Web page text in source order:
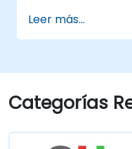
complejidad ni los
asociados con
Leer más...
Categorías